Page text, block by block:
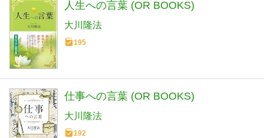
人生への言葉 (OR BOOKS)
大川隆法
195
仕事への言葉 (OR BOOKS)
大川隆法
192